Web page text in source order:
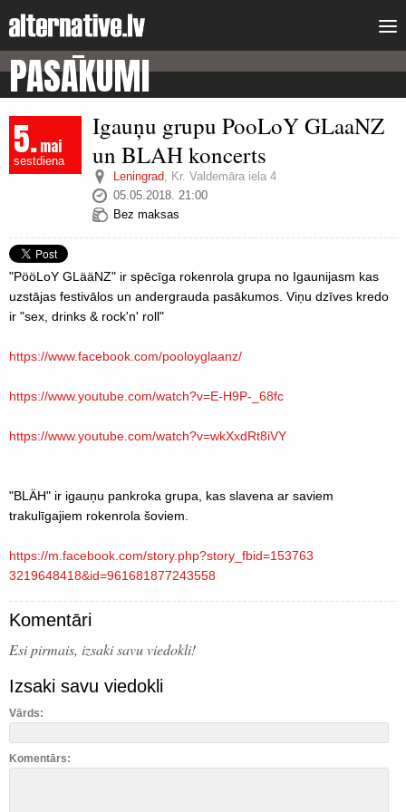
PASĀKUMI
5.mai
sestdiena
Igauņu grupu PooLoY GLaaNZ
un BLAH koncerts
Leningrad, Kr. Valdemāra iela 4
05.05.2018. 21:00
Bez maksas
"PööLoY GLääNZ" ir spēcīga rokenrola grupa no Igaunijasm kas
uzstājas festivālos un andergrauda pasākumos. Viņu dzīves kredo
ir "sex, drinks & rock'n' roll"
https://www.facebook.com/pooloyglaanz/
https://www.youtube.com/watch?v=E-H9P-_68fc
https://www.youtube.com/watch?v=wkXxdRt8iVY
"BLÄH" ir igauņu pankroka grupa, kas slavena ar saviem
trakulīgajiem rokenrola šoviem.
https://m.facebook.com/story.php?story_fbid=153763
3219648418&id=961681877243558
Komentāri
Esi pirmais, izsaki savu viedokli!
Izsaki savu viedokli
Vārds:
Komentārs: